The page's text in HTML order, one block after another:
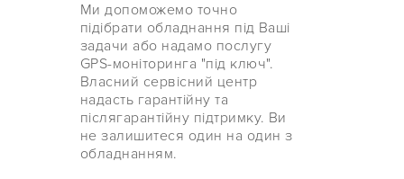
Ми допоможемо точно
підібрати обладнання під Ваші
задачи або надамо послугу
GPS-моніторинга "під ключ".
Власний сервісний центр
надасть гарантійну та
післягарантійну підтримку. Ви
не залишитеся один на один з
обладнанням.